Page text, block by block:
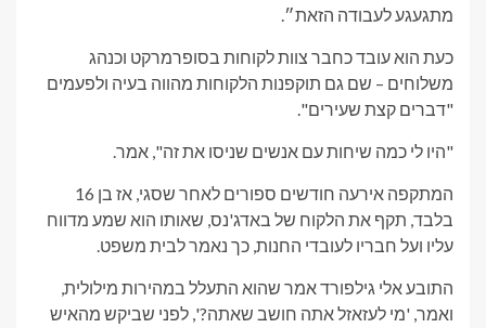
מתגעגע לעבודה הזאת״.
כעת הוא עובד כחבר צוות לקוחות בסופרמרקט וכנהג
משלוחים – שם גם תוקפנות הלקוחות מהווה בעיה ולפעמים
"דברים קצת שעירים".
"היו לי כמה שיחות עם אנשים שניסו את זה", אמר.
המתקפה אירעה חודשים ספורים לאחר שסגי, אז בן 16
בלבד, תקף את הלקוח של באדג'נס, שאותו הוא שמע מדווח
עליו ועל חבריו לעובדי החנות, כך נאמר לבית משפט.
התובע אלי גילפורד אמר שהוא התעלל במהירות מילולית,
ואמר, 'מי לעזאזל אתה חושב שאתה?', לפני שביקש מהאיש